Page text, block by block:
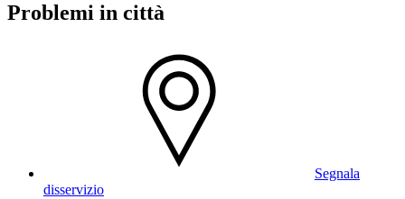
Problemi in città
Segnala
disservizio